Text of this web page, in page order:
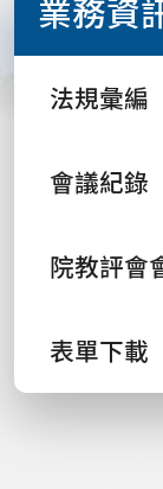
業務資
法規彙編
會議紀錄
院教評會
表單下載